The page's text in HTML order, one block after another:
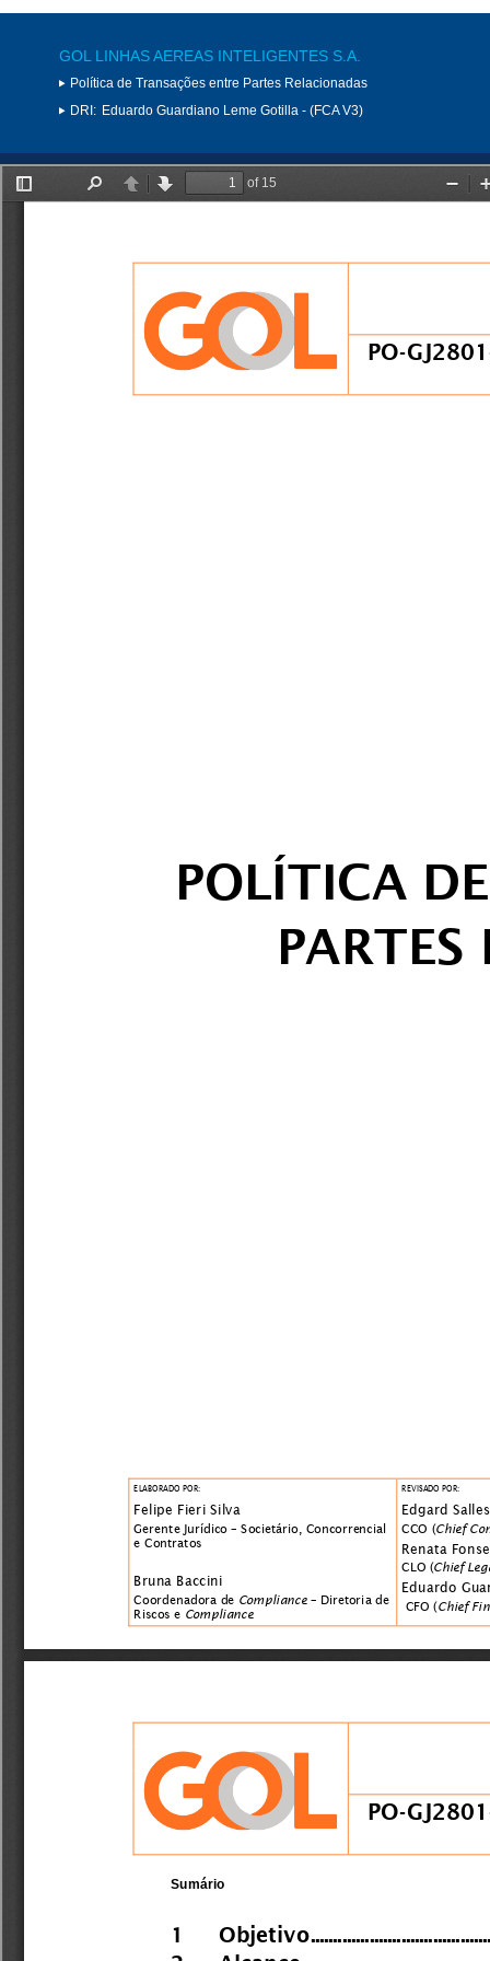
GOL LINHAS AEREAS INTELIGENTES S.A.
Política de Transações entre Partes Relacionadas
DRI: Eduardo Guardiano Leme Gotilla - (FCA V3)